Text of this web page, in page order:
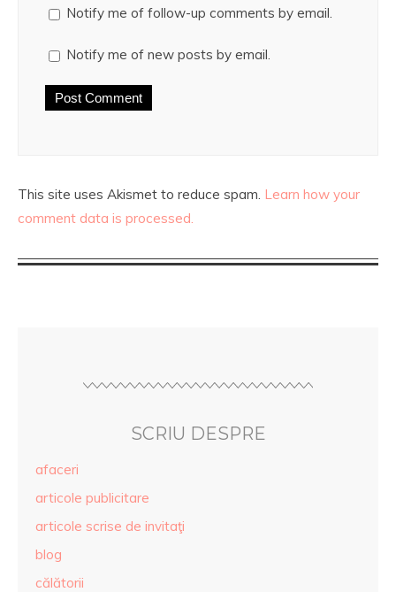
Notify me of follow-up comments by email.
Notify me of new posts by email.
This site uses Akismet to reduce spam. Learn how your
comment data is processed.
SCRIU DESPRE
afaceri
articole publicitare
articole scrise de invitaţi
blog
călătorii